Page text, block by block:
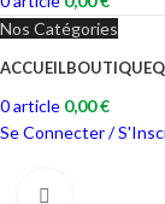
Nos Catégories
ACCUEILBOUTIQUE
0article 0,00€
Se Connecter /